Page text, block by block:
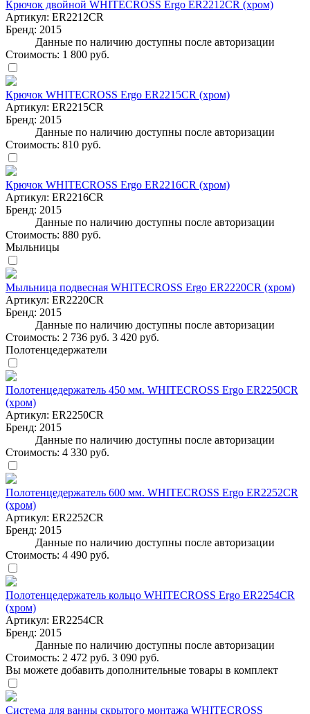
Крючок двойной WHITECROSS Ergo ER2212CR (хром)
Артикул: ER2212CR
Бренд: 2015
Данные по наличию доступны после авторизации
Стоимость: 1 800 руб.
Крючок WHITECROSS Ergo ER2215CR (хром)
Артикул: ER2215CR
Бренд: 2015
Данные по наличию доступны после авторизации
Стоимость: 810 руб.
Крючок WHITECROSS Ergo ER2216CR (хром)
Артикул: ER2216CR
Бренд: 2015
Данные по наличию доступны после авторизации
Стоимость: 880 руб.
Мыльницы
Мыльница подвесная WHITECROSS Ergo ER2220CR (хром)
Артикул: ER2220CR
Бренд: 2015
Данные по наличию доступны после авторизации
Стоимость: 2 736 руб. 3 420 руб.
Полотенцедержатели
Полотенцедержатель 450 мм. WHITECROSS Ergo ER2250CR
(хром)
Артикул: ER2250CR
Бренд: 2015
Данные по наличию доступны после авторизации
Стоимость: 4 330 руб.
Полотенцедержатель 600 мм. WHITECROSS Ergo ER2252CR
(хром)
Артикул: ER2252CR
Бренд: 2015
Данные по наличию доступны после авторизации
Стоимость: 4 490 руб.
Полотенцедержатель кольцо WHITECROSS Ergo ER2254CR
(хром)
Артикул: ER2254CR
Бренд: 2015
Данные по наличию доступны после авторизации
Стоимость: 2 472 руб. 3 090 руб.
Вы можете добавить дополнительные товары в комплект
Система для ванны скрытого монтажа WHITECROSS